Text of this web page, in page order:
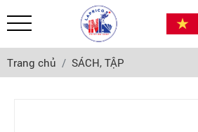
Trang chủ SÁCH, TẬP